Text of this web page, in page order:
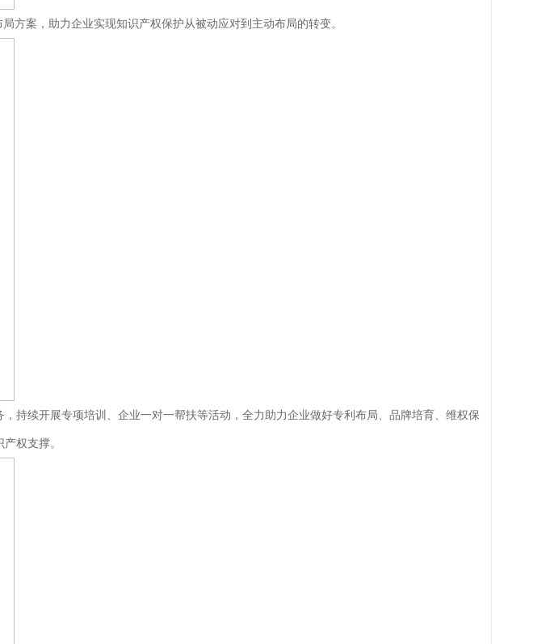
方案，助力企业实现知识产权保护从被动应对到主动布局的转变。
持续开展专项培训、企业一对一帮扶等活动，全力助力企业做好专利布局、品牌培育、维权保
权支撑。